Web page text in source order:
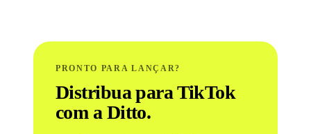
PRONTO PARA LANÇAR?
Distribua para TikTok
com a Ditto.